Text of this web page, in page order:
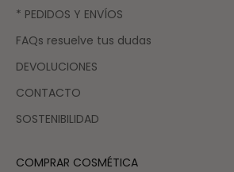
* PEDIDOS Y ENVÍOS
FAQs resuelve tus dudas
DEVOLUCIONES
CONTACTO
SOSTENIBILIDAD
COMPRAR COSMÉTICA